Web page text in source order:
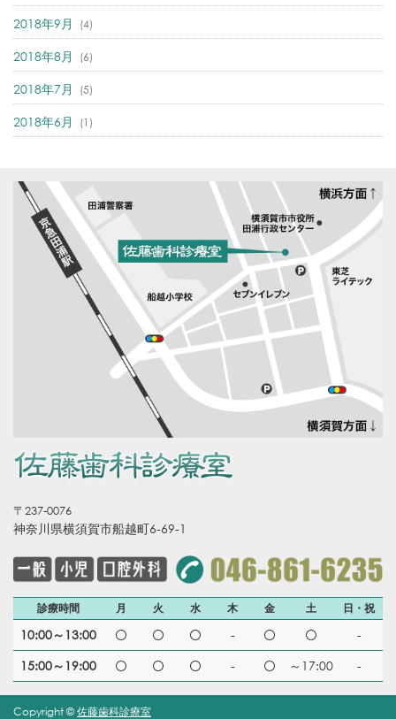
2018年9月 (4)
2018年8月 (6)
2018年7月 (5)
2018年6月 (1)
〒237-0076
神奈川県横須賀市船越町6-69-1
診療時間 月 火 水 木 金 土 日・祝
10:00～13:00 -
-
15:00～19:00
- ～17:00 -
Copyright ©佐藤歯科診療室